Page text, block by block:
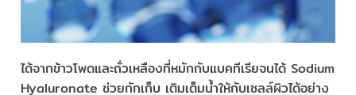
ได้จากข้าวโพดและถั่วเหลืองที่หมักกับแบคทีเรียจนได้ Sodium
Hyaluronate ช่วยกักเก็บ เติมเต็มน้ำให้กับเซลล์ผิวได้อย่าง